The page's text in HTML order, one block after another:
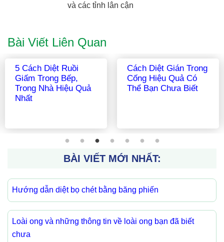
và các tỉnh lân cận
Bài Viết Liên Quan
Kiến Ba Khoang
Thường Xuất Hiện Ở
Đâu? Tháng Mấy?
Những Cách Khử Mùi
Hôi Của Gián Trên
Quần Áo
BÀI VIẾT MỚI NHẤT:
Hướng dẫn diệt bọ chét bằng băng phiến
Loài ong và những thông tin về loài ong bạn đã biết
chưa